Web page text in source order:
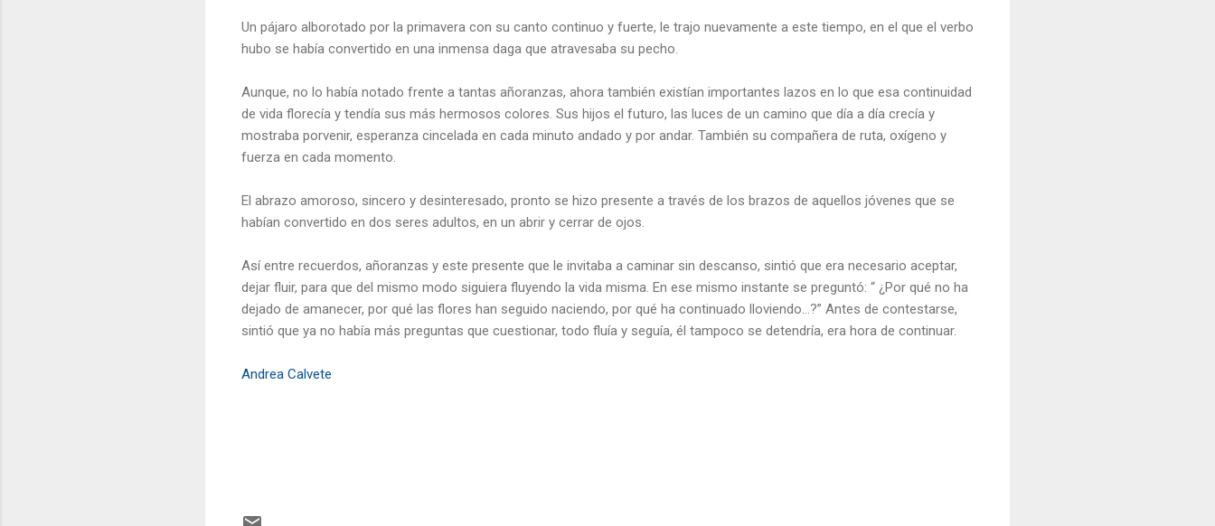
Un pájaro alborotado por la primavera con su canto continuo y fuerte, le trajo nuevamente a este tiempo, en el que el verbo
hubo se había convertido en una inmensa daga que atravesaba su pecho.
Aunque, no lo había notado frente a tantas añoranzas, ahora también existían importantes lazos en lo que esa continuidad
de vida florecía y tendía sus más hermosos colores. Sus hijos el futuro, las luces de un camino que día a día crecía y
mostraba porvenir, esperanza cincelada en cada minuto andado y por andar. También su compañera de ruta, oxígeno y
fuerza en cada momento.
El abrazo amoroso, sincero y desinteresado, pronto se hizo presente a través de los brazos de aquellos jóvenes que se
habían convertido en dos seres adultos, en un abrir y cerrar de ojos.
Así entre recuerdos, añoranzas y este presente que le invitaba a caminar sin descanso, sintió que era necesario aceptar,
dejar fluir, para que del mismo modo siguiera fluyendo la vida misma. En ese mismo instante se preguntó: “ ¿Por qué no ha
dejado de amanecer, por qué las flores han seguido naciendo, por qué ha continuado lloviendo…?” Antes de contestarse,
sintió que ya no había más preguntas que cuestionar, todo fluía y seguía, él tampoco se detendría, era hora de continuar.
Andrea Calvete